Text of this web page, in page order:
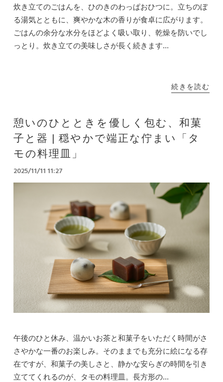
炊き立てのごはんを、ひのきのわっぱおひつに。立ちのぼ
る湯気とともに、爽やかな木の香りが食卓に広がります。
ごはんの余分な水分をほどよく吸い取り、乾燥を防いでし
っとり。炊き立ての美味しさが長く続きます...
続きを読む
憩いのひとときを優しく包む、和菓
子と器 | 穏やかで端正な佇まい「タ
モの料理皿」
2025/11/11 11:27
午後のひと休み、温かいお茶と和菓子をいただく時間がさ
さやかな一番のお楽しみ。そのままでも充分に絵になる存
在ですが、和菓子の美しさと、静かな安らぎの時間を引き
立ててくれるのが、タモの料理皿。長方形の...